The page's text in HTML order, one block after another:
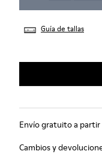
Guía de tallas
Envío gratuito a
Cambios y